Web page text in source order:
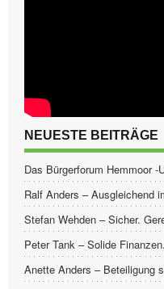
NEUESTE BEITRÄGE
Das Bürgerforum Hemmoor -
Ralf Anders – Ausgleichend
Stefan Wehden – Sicher.
Peter Tank – Solide
Anette Anders – Beteiligung